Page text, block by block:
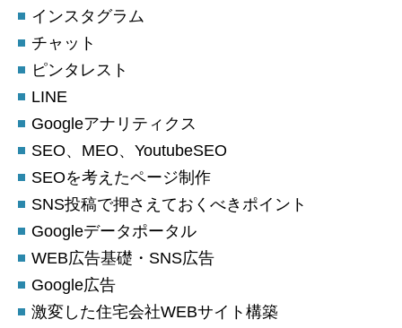
インスタグラム
チャット
ピンタレスト
LINE
Googleアナリティクス
SEO、MEO、YoutubeSEO
SEOを考えたページ制作
SNS投稿で押さえておくべきポイント
Googleデータポータル
WEB広告基礎・SNS広告
Google広告
激変した住宅会社WEBサイト構築